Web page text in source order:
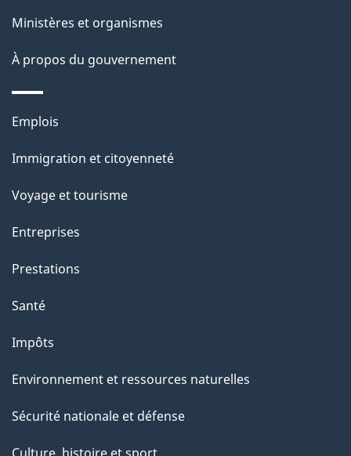
p
a
Ministères et organismes
À propos du gouvernement
Thèmes
sujets
Emplois
Immigration et citoyenneté
Voyage et tourisme
Entreprises
Prestations
Santé
Impôts
Environnement et ressources naturelles
Sécurité nationale et défense